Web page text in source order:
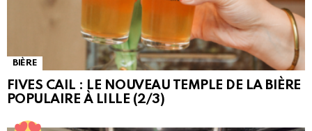
BIÈRE
FIVES CAIL : LE NOUVEAU TEMPLE DE LA BIÈRE
POPULAIRE À LILLE (2/3)